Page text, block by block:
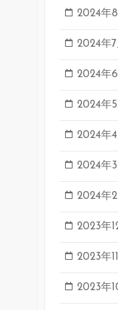
2024年8
2024年7
2024年6
2024年5
2024年4
2024年3
2024年2
2023年
2023年
2023年